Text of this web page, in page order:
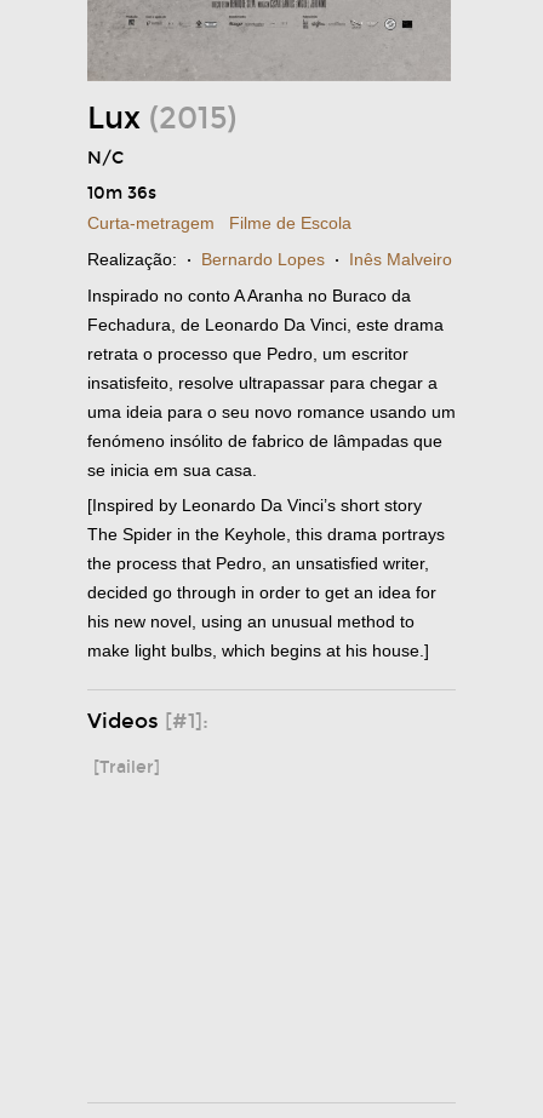
Lux (2015)
N/C
10m 36s
Curta-metragem
Filme de Escola
Realização: · Bernardo Lopes · Inês Malveiro
Inspirado no conto A Aranha no Buraco da
Fechadura, de Leonardo Da Vinci, este drama
retrata o processo que Pedro, um escritor
insatisfeito, resolve ultrapassar para chegar a
uma ideia para o seu novo romance usando um
fenómeno insólito de fabrico de lâmpadas que
se inicia em sua casa.
[Inspired by Leonardo Da Vinci’s short story
The Spider in the Keyhole, this drama portrays
the process that Pedro, an unsatisfied writer,
decided go through in order to get an idea for
his new novel, using an unusual method to
make light bulbs, which begins at his house.]
Videos [#1]:
[Trailer]